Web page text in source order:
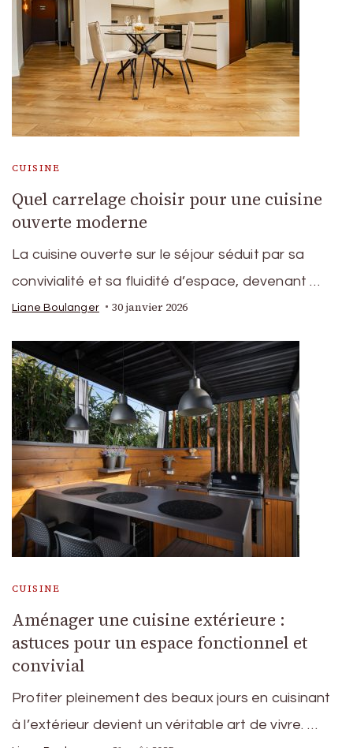
CUISINE
Quel carrelage choisir pour une cuisine
ouverte moderne
La cuisine ouverte sur le séjour séduit par sa
convivialité et sa fluidité d’espace, devenant …
Liane Boulanger 30 janvier 2026
CUISINE
Aménager une cuisine extérieure :
astuces pour un espace fonctionnel et
convivial
Profiter pleinement des beaux jours en cuisinant
à l’extérieur devient un véritable art de vivre. …